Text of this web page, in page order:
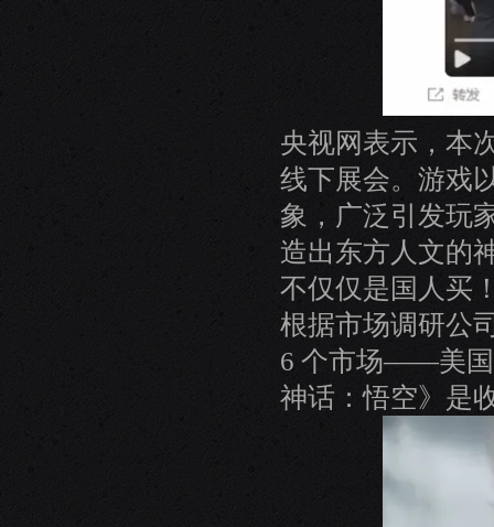
央视网表示，本
线下展会。游戏
象，广泛引发玩
造出东方人文的
不仅仅是国人买
根据市场调研公
6 个市场——美国
神话：悟空》是